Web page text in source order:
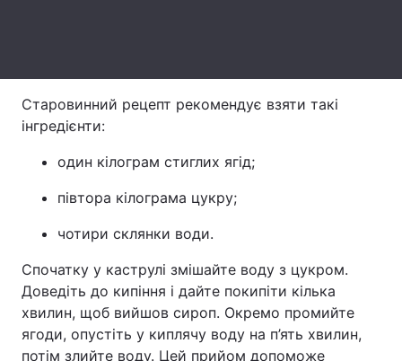
Тема оформлення
Старовинний рецепт рекомендує взяти такі
інгредієнти:
один кілограм стиглих ягід;
півтора кілограма цукру;
чотири склянки води.
Спочатку у каструлі змішайте воду з цукром.
Доведіть до кипіння і дайте покипіти кілька
хвилин, щоб вийшов сироп. Окремо промийте
ягоди, опустіть у киплячу воду на п’ять хвилин,
потім злийте воду. Цей прийом допоможе